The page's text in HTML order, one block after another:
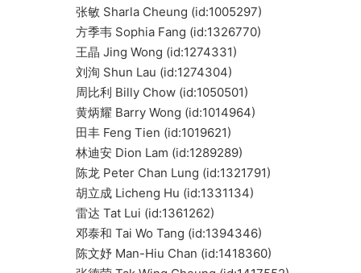
张敏 Sharla Cheung (id:1005297)
方季韦 Sophia Fang (id:1326770)
王晶 Jing Wong (id:1274331)
刘洵 Shun Lau (id:1274304)
周比利 Billy Chow (id:1050501)
黄炳耀 Barry Wong (id:1014964)
田丰 Feng Tien (id:1019621)
林迪安 Dion Lam (id:1289289)
陈龙 Peter Chan Lung (id:1321791)
胡立成 Licheng Hu (id:1331134)
雷达 Tat Lui (id:1361262)
邓泰和 Tai Wo Tang (id:1394346)
陈文妤 Man-Hiu Chan (id:1418360)